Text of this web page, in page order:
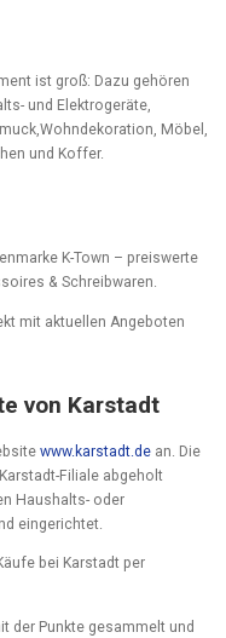
ist groß: Dazu gehören
und Elektrogeräte,
Möbel,
und Koffer.
K-Town – preiswerte
& Schreibwaren.
mit aktuellen Angeboten
von Karstadt
www.karstadt.de an. Die
Filiale abgeholt
Haushalts- oder
eingerichtet.
bei Karstadt per
der Punkte gesammelt und